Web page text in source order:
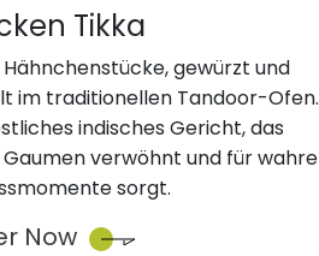
Tikka
gewürzt und
im traditionellen Tandoor-Ofen.
indisches Gericht, das
verwöhnt und für wahre
sorgt.
Now